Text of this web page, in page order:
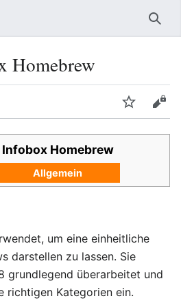
Homebrew
Infobox Homebrew
Allgemein
um eine einheitliche
darstellen zu lassen. Sie
grundlegend überarbeitet und
richtigen Kategorien ein.